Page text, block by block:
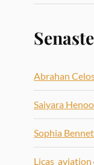
Abrahan
Saiyara Henoo
Sophia
Licas_aviation